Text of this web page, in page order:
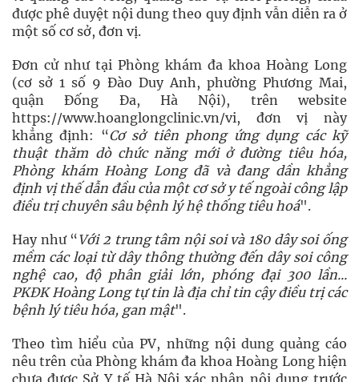
được phê duyệt nội dung theo quy định vẫn diễn ra ở
một số cơ sở, đơn vị.
Đơn cử như tại Phòng khám đa khoa Hoàng Long
(cơ sở 1 số 9 Đào Duy Anh, phường Phương Mai,
quận Đống Đa, Hà Nội), trên website
https://www.hoanglongclinic.vn/vi, đơn vị này
khẳng định: “Cơ sở tiên phong ứng dụng các kỹ
thuật thăm dò chức năng mới ở đường tiêu hóa,
Phòng khám Hoàng Long đã và đang dần khẳng
định vị thế dẫn đầu của một cơ sở y tế ngoài công lập
điều trị chuyên sâu bệnh lý hệ thống tiêu hoá".
Hay như “Với 2 trung tâm nội soi và 180 dây soi ống
mềm các loại từ dây thông thường đến dây soi công
nghệ cao, độ phân giải lớn, phóng đại 300 lần...
PKĐK Hoàng Long tự tin là địa chỉ tin cậy điều trị các
bệnh lý tiêu hóa, gan mật".
Theo tìm hiểu của PV, những nội dung quảng cáo
nêu trên của Phòng khám đa khoa Hoàng Long hiện
chưa được Sở Y tế Hà Nội xác nhận nội dung trước